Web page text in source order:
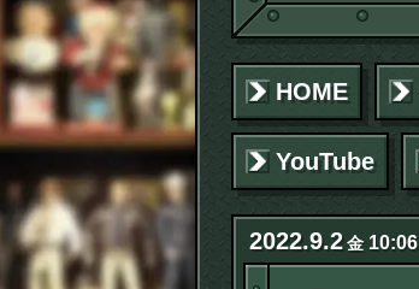
HOME
YouTube
2022.9.2金10:06